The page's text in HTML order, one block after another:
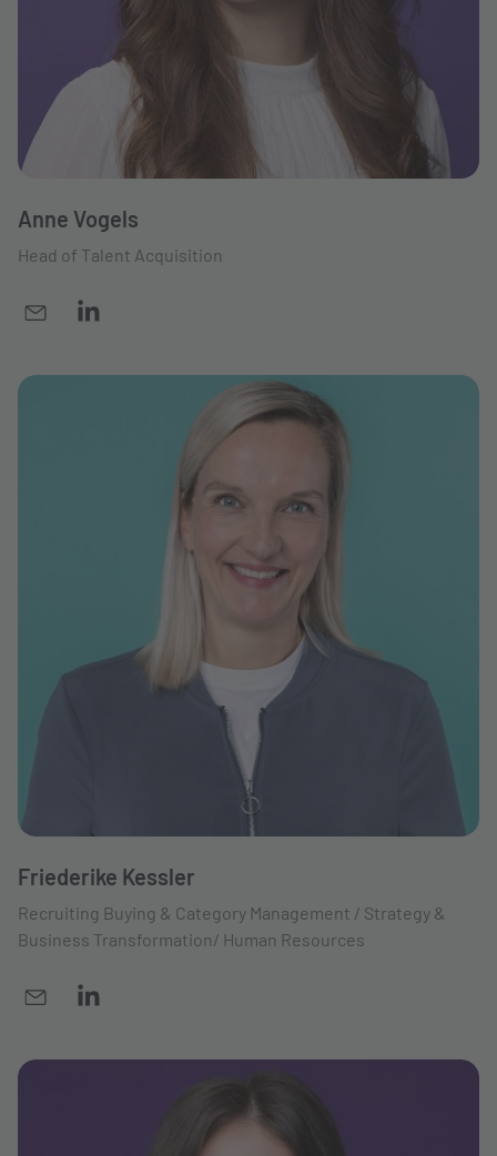
Anne Vogels
Head of Talent Acquisition
Friederike Kessler
Recruiting Buying & Category Management / Strategy &
Business Transformation/ Human Resources